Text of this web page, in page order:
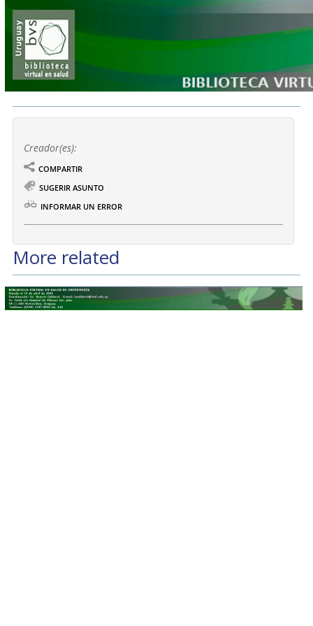
Creador(es):
COMPARTIR
SUGERIR ASUNTO
INFORMAR UN ERROR
More related